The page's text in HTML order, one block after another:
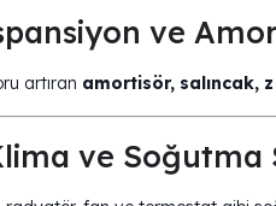
ve
artıran amortisör, salıncak,
ve Soğutma